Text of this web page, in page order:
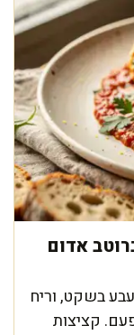
אדום
בשקט, וריח
קציצות